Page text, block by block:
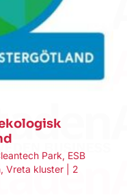
Park, ESB
, Vreta kluster
2